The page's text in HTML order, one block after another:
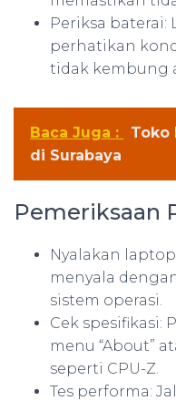
Periksa baterai:
perhatikan
tidak kembung
Baca Juga :
Toko
di Surabaya
Pemeriksaan
Nyalakan
menyala
sistem operasi.
Cek spesifikasi:
menu “About”
seperti CPU-Z.
Tes performa: